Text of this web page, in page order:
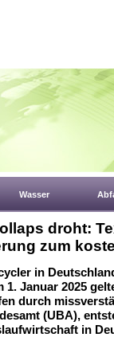
Wasser
droht:
zum
in
1. Januar 2025
durch
(UBA),
in